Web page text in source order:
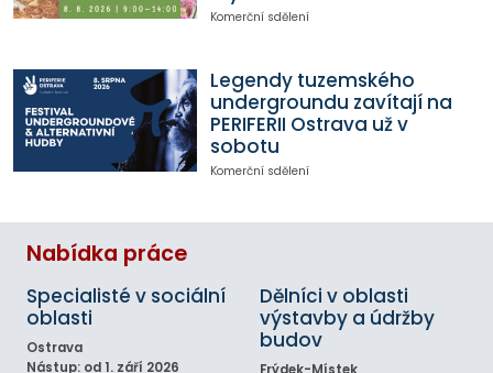
Komerční sdělení
Legendy tuzemského
undergroundu zavítají na
PERIFERII Ostrava už v
sobotu
Komerční sdělení
Nabídka práce
Specialisté v sociální
oblasti
Ostrava
Nástup: od 1. září 2026
Dělníci v oblasti
výstavby a údržby
budov